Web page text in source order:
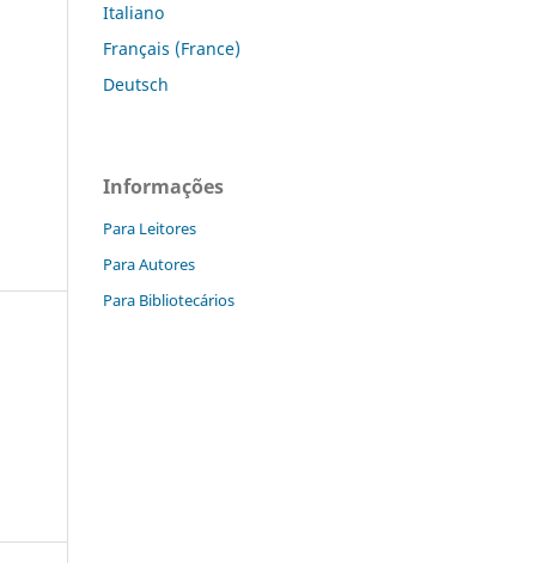
Italiano
Français (France)
Deutsch
Informações
Para Leitores
Para Autores
Para Bibliotecários